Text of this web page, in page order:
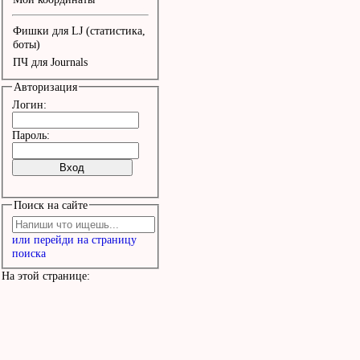
А ты, ласточка, пой, а
беги.
Пой, ласточка, пой - а
в тамтам.
Ясны соколы здесь,
там.
Сокол летит, а баба
Значит, все, как
по местам...
Фишки для LJ (статистика,
боты)
ПЧ для Journals
Авторизация
Логин:
Пароль:
Поиск на сайте
или перейди на страницу
поиска
На этой странице: